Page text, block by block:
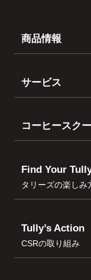
商品情報
サービス
コーヒースク
Find Your
タリーズの楽しみ
Tully’s Action
CSRの取り組み